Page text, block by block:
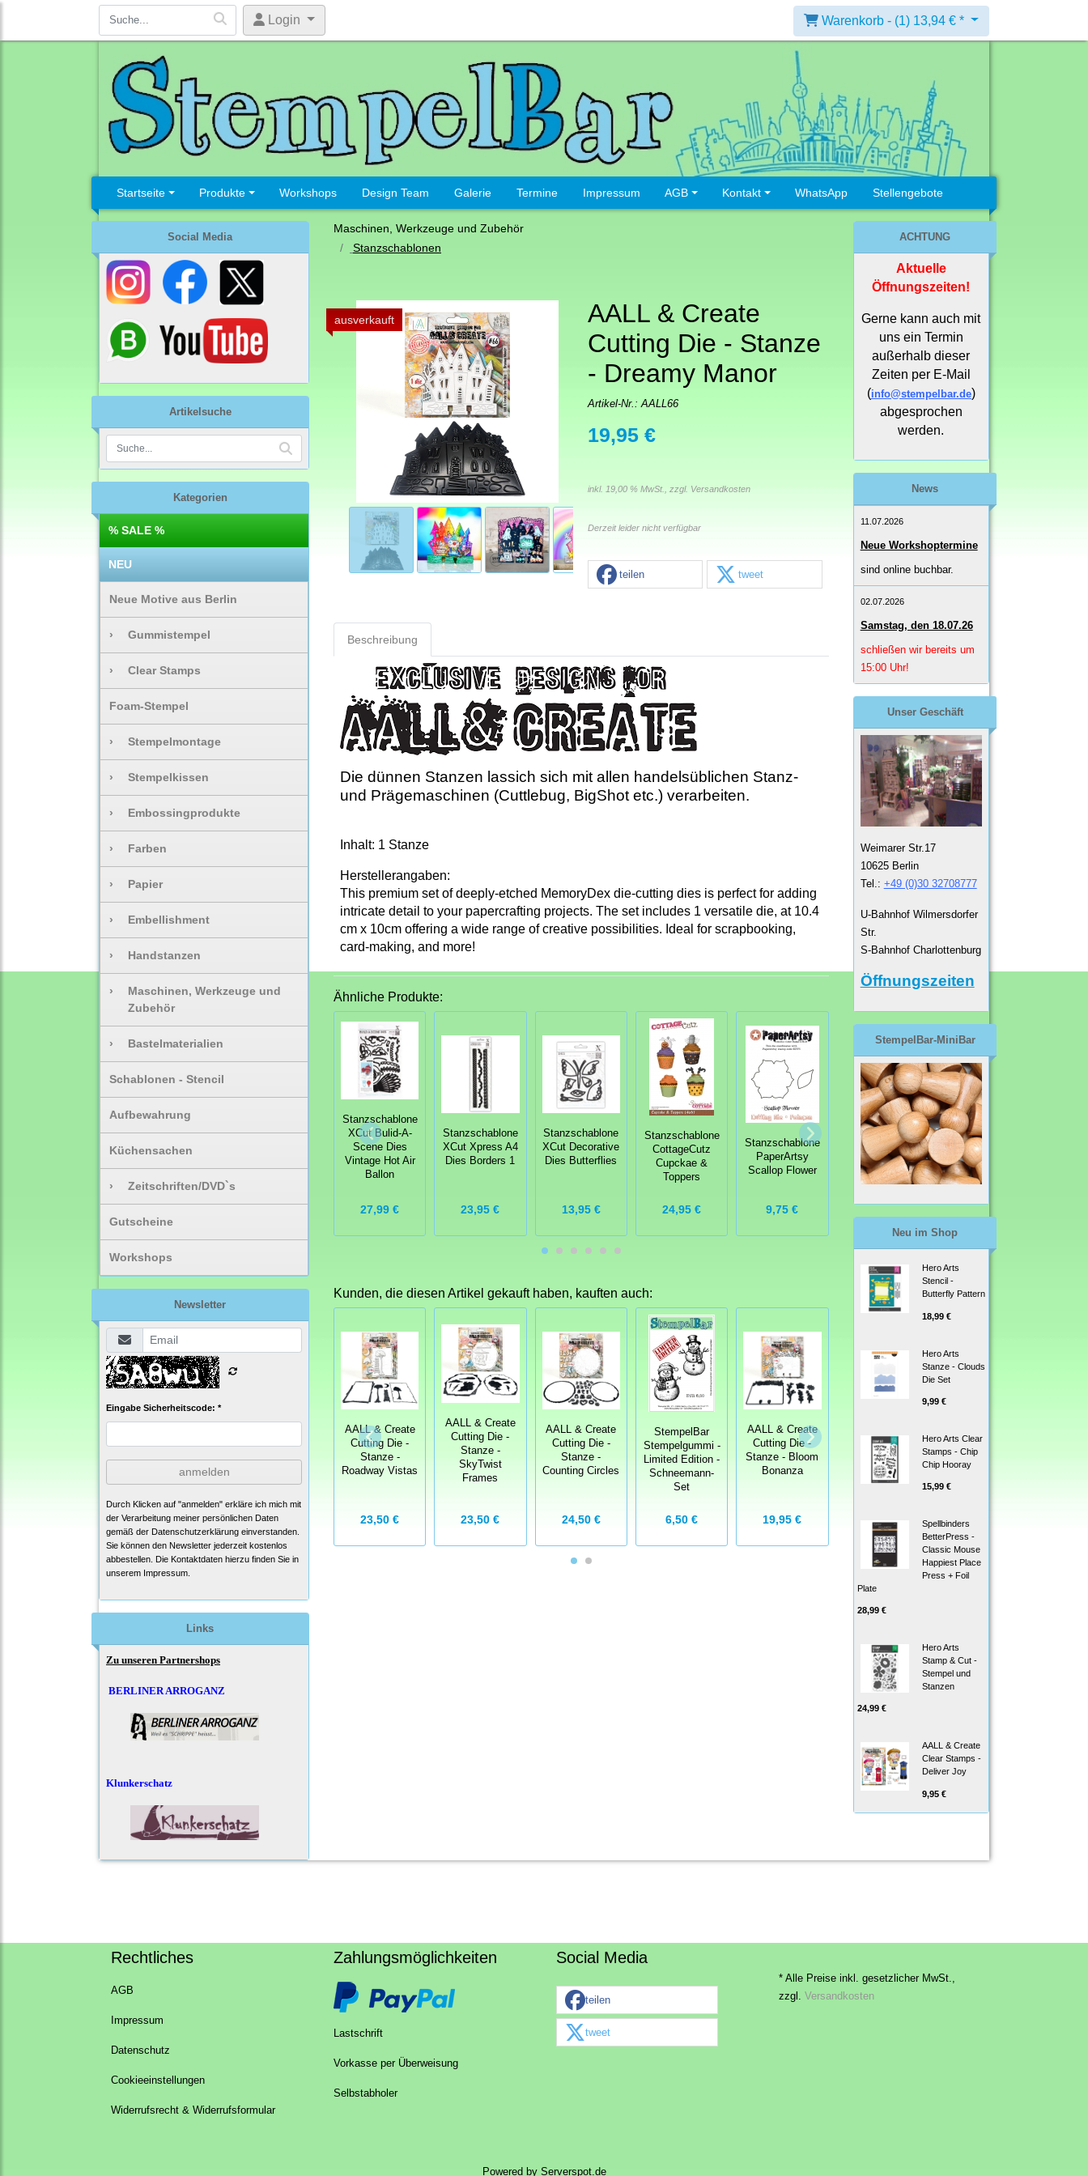
Login Warenkorb - (1) 13,94 € *
Startseite Produkte Workshops Design Team Galerie Termine Impressum AGB Kontakt WhatsApp Stellengebote
Social Media
Artikelsuche
Kategorien
% SALE %
NEU
Neue Motive aus Berlin
› Gummistempel
› Clear Stamps
Foam-Stempel
› Stempelmontage
› Stempelkissen
› Embossingprodukte
› Farben
› Papier
› Embellishment
› Handstanzen
›
Maschinen, Werkzeuge und
Zubehör
› Bastelmaterialien
Schablonen - Stencil
Aufbewahrung
Küchensachen
› Zeitschriften/DVD`s
Gutscheine
Workshops
Newsletter
Eingabe Sicherheitscode: *
anmelden
Durch Klicken auf "anmelden" erkläre ich mich mit
der Verarbeitung meiner persönlichen Daten
gemäß der Datenschutzerklärung einverstanden.
Sie können den Newsletter jederzeit kostenlos
abbestellen. Die Kontaktdaten hierzu finden Sie in
unserem Impressum.
Links
Zu unseren Partnershops
BERLINER ARROGANZ
Klunkerschatz
Maschinen, Werkzeuge und Zubehör
Stanzschablonen
ausverkauft
AALL & Create
Cutting Die - Stanze
- Dreamy Manor
Artikel-Nr.:AALL66
19,95 €
inkl. 19,00 % MwSt., zzgl. Versandkosten
Derzeit leider nicht verfügbar
teilen tweet
Beschreibung
Die dünnen Stanzen lassich sich mit allen handelsüblichen Stanz-
und Prägemaschinen (Cuttlebug, BigShot etc.) verarbeiten.
Inhalt: 1 Stanze
Herstellerangaben:
This premium set of deeply-etched MemoryDex die-cutting dies is perfect for adding
intricate detail to your papercrafting projects. The set includes 1 versatile die, at 10.4
cm x 10cm offering a wide range of creative possibilities. Ideal for scrapbooking,
card-making, and more!
Ähnliche Produkte:
Stanzschablone
XCut Bulid-A-
Scene Dies
Vintage Hot Air
Ballon
27,99 €
Stanzschablone
XCut Xpress A4
Dies Borders 1
23,95 €
Stanzschablone
XCut Decorative
Dies Butterflies
13,95 €
Stanzschablone
CottageCutz
Cupckae &
Toppers
24,95 €
Stanzschablone
PaperArtsy
Scallop Flower
9,75 €
Stanzschablone
Creatables
filigrane Blumen
hip
Stanzschablone
Craftables
Gärtner
Kunden, die diesen Artikel gekauft haben, kauften auch:
AALL & Create
Cutting Die -
Stanze -
Roadway Vistas
23,50 €
AALL & Create
Cutting Die -
Stanze -
SkyTwist
Frames
23,50 €
AALL & Create
Cutting Die -
Stanze -
Counting Circles
24,50 €
StempelBar
Stempelgummi -
Limited Edition -
Schneemann-
Set
6,50 €
AALL & Create
Cutting Die -
Stanze - Bloom
Bonanza
19,95 €
Cutting Die -
Stanze -
Symbol Tally
24,50 €
AALL & Create
Clear Stamps -
8,00 €
ACHTUNG
Aktuelle
Öffnungszeiten!
Gerne kann auch mit
uns ein Termin
außerhalb dieser
Zeiten per E-Mail
(info@stempelbar.de)
abgesprochen
werden.
News
11.07.2026
Neue Workshoptermine
sind online buchbar.
02.07.2026
Samstag, den 18.07.26
schließen wir bereits um
15:00 Uhr!
Unser Geschäft
Weimarer Str.17
10625 Berlin
Tel.: +49 (0)30 32708777
U-Bahnhof Wilmersdorfer
Str.
S-Bahnhof Charlottenburg
Öffnungszeiten
StempelBar-MiniBar
Neu im Shop
Hero Arts
Stencil -
Butterfly Pattern
18,99 €
Hero Arts
Stanze - Clouds
Die Set
9,99 €
Hero Arts Clear
Stamps - Chip
Chip Hooray
15,99 €
Spellbinders
BetterPress -
Classic Mouse
Happiest Place
Press + Foil
Plate
28,99 €
Hero Arts
Stamp & Cut -
Stempel und
Stanzen
24,99 €
AALL & Create
Clear Stamps -
Deliver Joy
9,95 €
Rechtliches
AGB
Impressum
Datenschutz
Cookieeinstellungen
Widerrufsrecht & Widerrufsformular
Zahlungsmöglichkeiten
Lastschrift
Vorkasse per Überweisung
Selbstabholer
Social Media
teilen
tweet
* Alle Preise inkl. gesetzlicher MwSt.,
zzgl. Versandkosten
Powered by Serverspot.de